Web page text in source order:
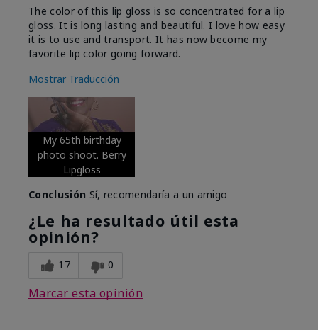
The color of this lip gloss is so concentrated for a lip
gloss. It is long lasting and beautiful. I love how easy
it is to use and transport. It has now become my
favorite lip color going forward.
Mostrar Traducción
My 65th birthday
photo shoot. Berry
Lipgloss
Conclusión Sí, recomendaría a un amigo
¿Le ha resultado útil esta
opinión?
17 0
Marcar esta opinión